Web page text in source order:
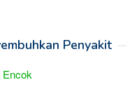
Penyakit
Encok